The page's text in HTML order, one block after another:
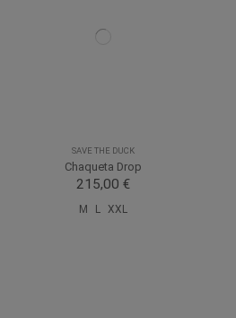
SAVE THE DUCK
Chaqueta Drop
215,00 €
M L XXL